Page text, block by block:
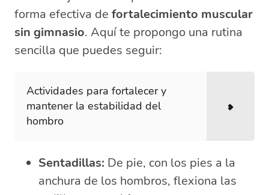
forma efectiva de fortalecimiento muscular
sin gimnasio. Aquí te propongo una rutina
sencilla que puedes seguir:
Actividades para fortalecer y
mantener la estabilidad del
hombro
Sentadillas: De pie, con los pies a la
anchura de los hombros, flexiona las